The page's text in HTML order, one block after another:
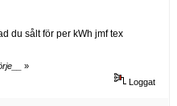
du sålt för per kWh jmf tex
»
Loggat